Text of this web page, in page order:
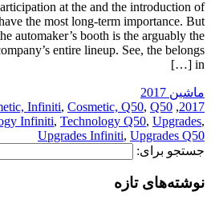
at the and the introduction of
the most long-term importance. But
automaker’s booth is the arguably the
entire lineup. See, the belongs
in […]
ماشین 2017
2017
,
Infiniti, Cosmetic, Q50, Q50
Infiniti, Technology Q50, Upgrades,
Upgrades Infiniti, Upgrades Q50
جستجو برای:
نوشته‌های تازه